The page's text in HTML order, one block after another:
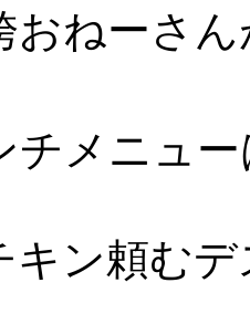
おねーさ
チメニュ
キン頼む